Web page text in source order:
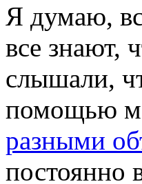
Я думаю,
все знают,
слышали,
помощью
разными
постоянно